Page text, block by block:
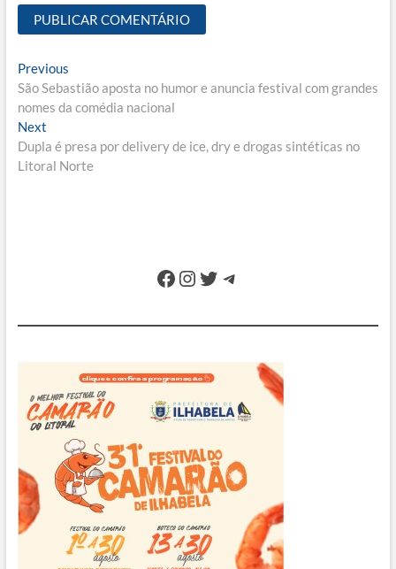
Navegação
de
Post
PreviousPrevious
post:
São Sebastião aposta no humor e anuncia festival com grandes
nomes da comédia nacional
NextNext
post:
Dupla é presa por delivery de ice, dry e drogas sintéticas no
Litoral Norte
Facebook
Instagram
Twitter
Telegram